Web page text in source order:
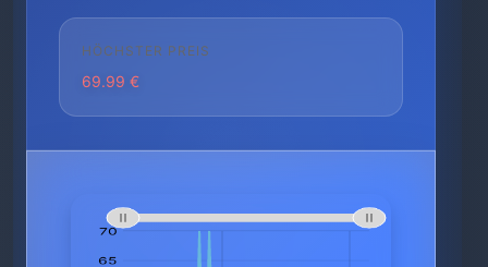
HÖCHSTER PREIS
69.99 €